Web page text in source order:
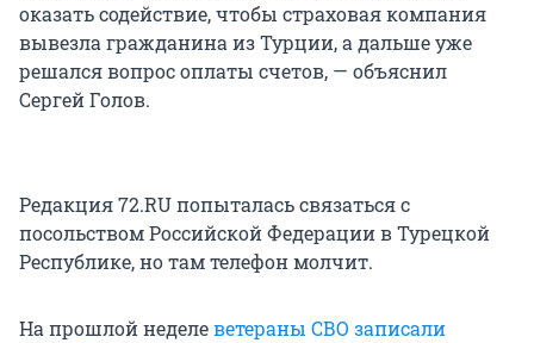
оказать содействие, чтобы страховая компания
вывезла гражданина из Турции, а дальше уже
решался вопрос оплаты счетов, — объяснил
Сергей Голов.
Редакция 72.RU попыталась связаться с
посольством Российской Федерации в Турецкой
Республике, но там телефон молчит.
На прошлой неделеветераны СВО записали